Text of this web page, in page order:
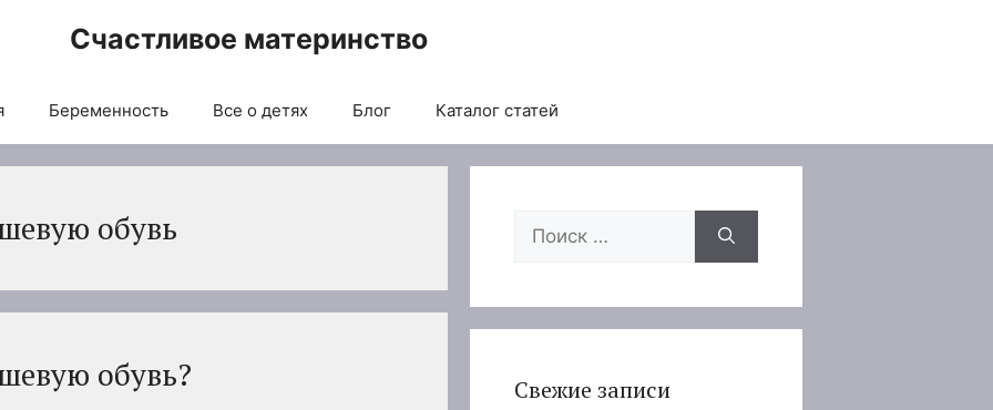
Счастливое материнство
Беременность Все о детях Блог Каталог статей
обувь
обувь?
Поиск:
Свежие записи